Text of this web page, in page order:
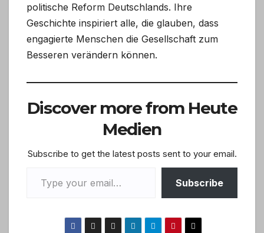
politische Reform Deutschlands. Ihre
Geschichte inspiriert alle, die glauben, dass
engagierte Menschen die Gesellschaft zum
Besseren verändern können.
Discover more from Heute
Medien
Subscribe to get the latest posts sent to your email.
Subscribe